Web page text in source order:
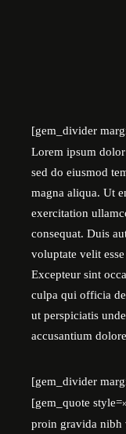
[gem_divider
Lorem ipsum
sed do eiusmod
magna aliqua. Ut
exercitation
consequat. Duis
voluptate velit
Excepteur sint
culpa qui officia
ut perspiciatis
accusantium
[gem_divider
[gem_quote
proin gravida nibh